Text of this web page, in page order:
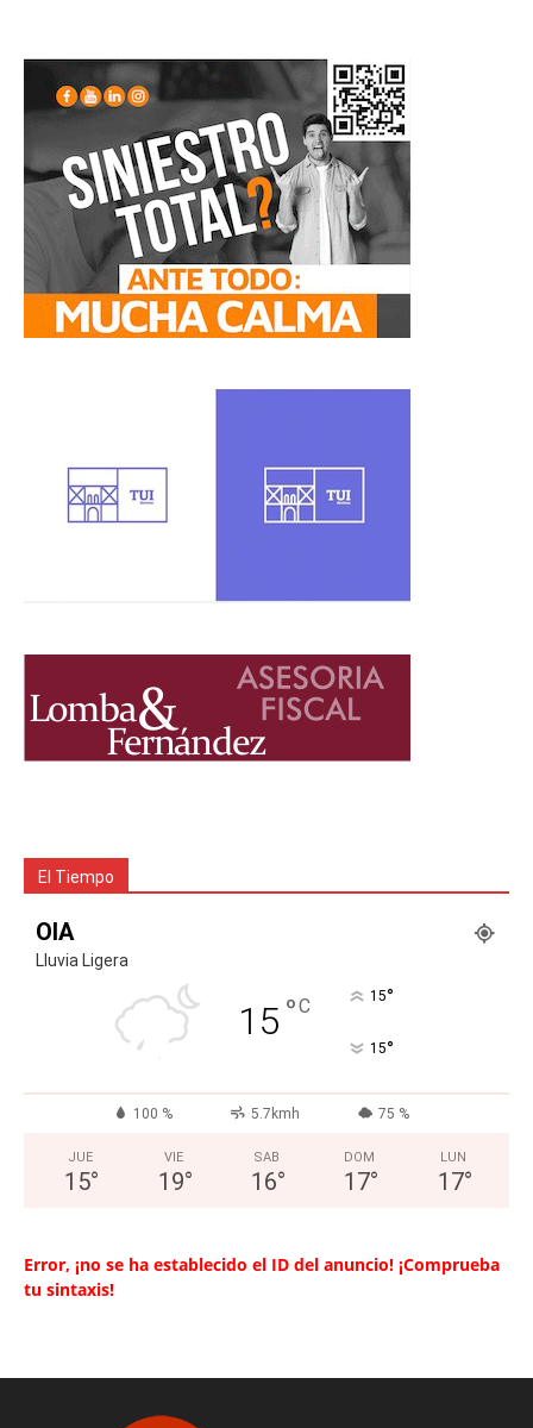
El Tiempo
OIA
Lluvia Ligera
15 °C 15°
15°
100 % 5.7kmh 75 %
JUE
15°
VIE
19°
SAB
16°
DOM
17°
LUN
17°
Error, ¡no se ha establecido el ID del anuncio! ¡Comprueba
tu sintaxis!